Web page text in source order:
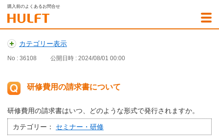
購入前のよくあるお問合せ
カテゴリー表示
No : 36108 公開日時 : 2024/08/01 00:00
研修費用の請求書について
研修費用の請求書はいつ、どのような形式で発行されますか。
カテゴリー： セミナー・研修